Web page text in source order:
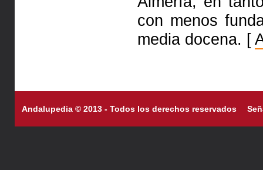
con menos
media docena. [
Andalupedia © 2013 - Todos los derechos reservados